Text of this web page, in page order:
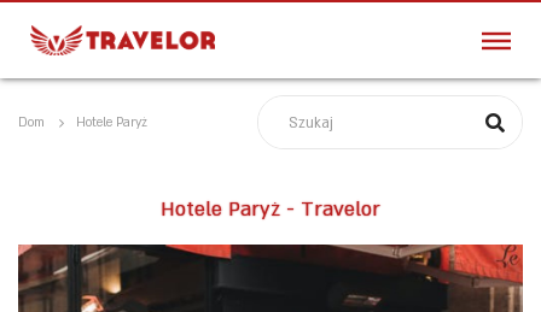
Dom Hotele Paryż
Hotele Paryż - Travelor